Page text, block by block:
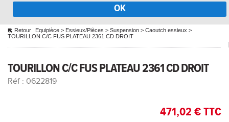
OK
Retour Equipièce > Essieux/Pièces > Suspension > Caoutch essieux >
TOURILLON C/C FUS PLATEAU 2361 CD DROIT
TOURILLON C/C FUS PLATEAU 2361 CD DROIT
Réf : 0622819
471,02 € TTC